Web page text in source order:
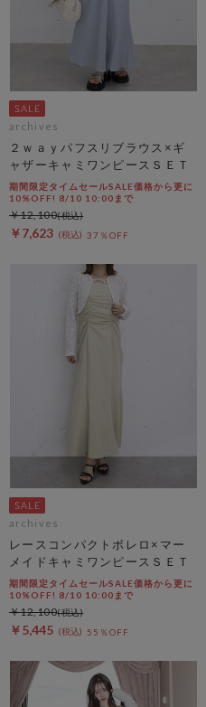
archives
２ｗａｙパフスリブラウス×ギ
ャザーキャミワンピースＳＥＴ
期間限定タイムセールSALE価格から更に
10%OFF! 8/10 10:00まで
￥7,623 37％OFF
￥12,100
archives
レースコンパクトボレロ×マー
メイドキャミワンピースＳＥＴ
期間限定タイムセールSALE価格から更に
10%OFF! 8/10 10:00まで
￥5,445 55％OFF
￥12,100